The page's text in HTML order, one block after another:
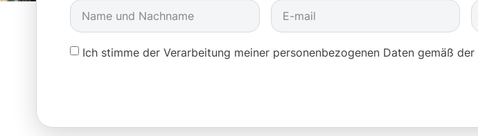
Ich stimme der Verarbeitung meiner personenbezogenen Daten gemäß der